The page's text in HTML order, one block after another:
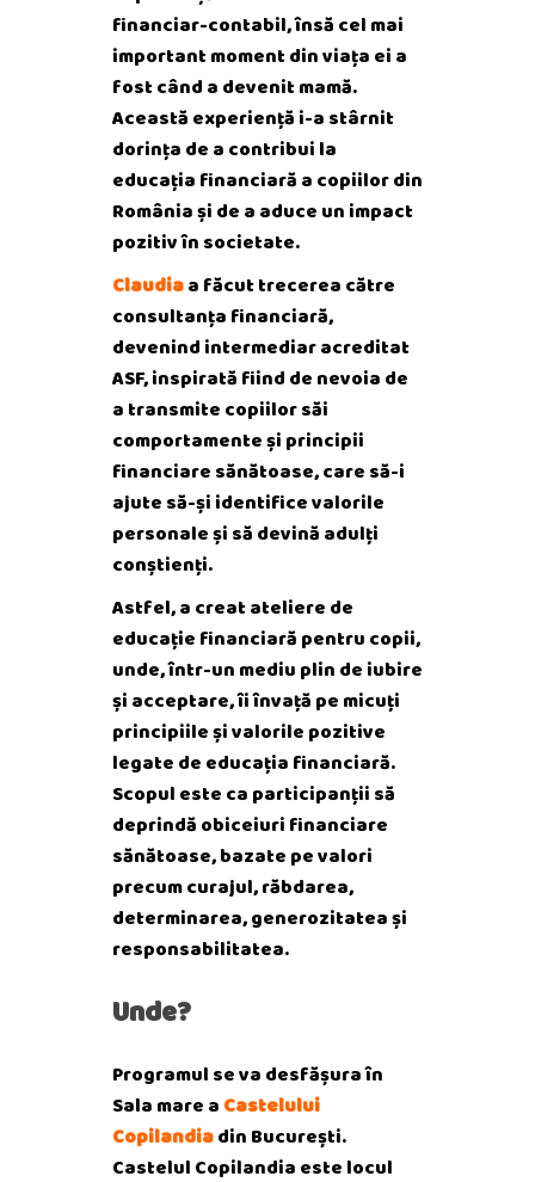
financiar-contabil, însă cel mai
important moment din viața ei a
fost când a devenit mamă.
Această experiență i-a stârnit
dorința de a contribui la
educația financiară a copiilor din
România și de a aduce un impact
pozitiv în societate.
Claudiaa făcut trecerea către
consultanța financiară,
devenind intermediar acreditat
ASF, inspirată fiind de nevoia de
a transmite copiilor săi
comportamente și principii
financiare sănătoase, care să-i
ajute să-și identifice valorile
personale și să devină adulți
conștienți.
Astfel, a creat ateliere de
educație financiară pentru copii,
unde, într-un mediu plin de iubire
și acceptare, îi învață pe micuți
principiile și valorile pozitive
legate de educația financiară.
Scopul este ca participanții să
deprindă obiceiuri financiare
sănătoase, bazate pe valori
precum curajul, răbdarea,
determinarea, generozitatea și
responsabilitatea.
Unde?
Programul se va desfășura în
Sala mare a Castelului
Copilandiadin București.
Castelul Copilandia este locul